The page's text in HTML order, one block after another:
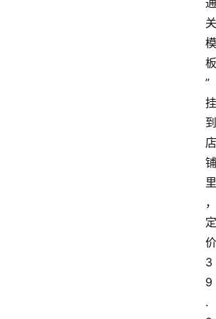
通
关
模
板
”
挂
到
店
铺
里
，
定
价
3
9
.